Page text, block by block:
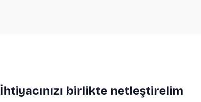
İhtiyacınızı birlikte netleştirelim